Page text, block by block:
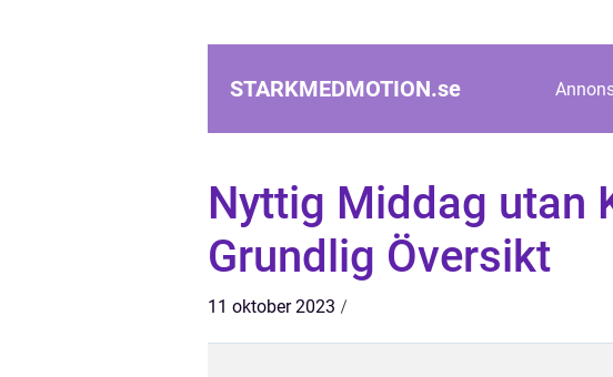
STARKMEDMOTION.se
Nyttig Middag utan
Grundlig Översikt
11 oktober 2023